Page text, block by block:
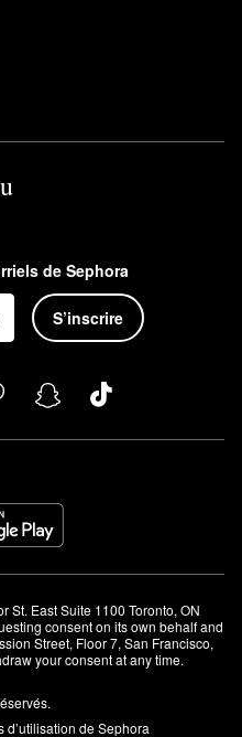
de Sephora
S’inscrire
St. East Suite 1100 Toronto, ON
consent on its own behalf and
Street, Floor 7, San Francisco,
your consent at any time.
d’utilisation de Sephora